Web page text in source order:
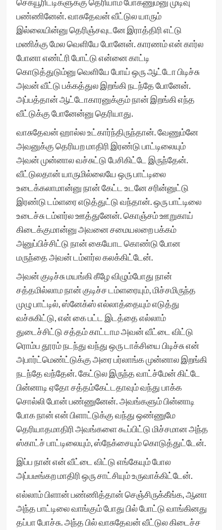
பண்ணினேன். வாசுதேவன் வீட்டுல யாரும்
இல்லையின்னு தெரிஞ்சவுடனே இராத்திரி எட்டு
மணிக்கு மேல வெளியே போனேன். காரணம் என் கார்ல
போனா எண்ட்ரி போட்டு என்னை காட்டி
கொடுத்துடும்னு வெளியே போய் ஒரு ஆட்டோ பிடிச்சு
அவன் வீட்டு பக்கத்துல இறங்கி நடந்தே போனேன்.
அப்பத்தான் ஆட்டோகாரனுக்கும் நான் இறங்கி எந்த
வீட்டுக்கு போனேன்னு தெரியாது.
வாசுதேவன் ஹால்ல உட்கார்ந்திருந்தான். வேணும்னே
அவனுக்கு தெரியற மாதிரி இரண்டு பாட்டிலையும்
அவன் முன்னால வச்சுட்டு பேசிகிட்டே இருந்தேன்.
வீட்டுலதான் யாருமில்லையே ஒரு பாட்டிலை
உடைக்கலாமான்னு நான் கேட்ட உடனே சரின்னுட்டு
இரண்டு டம்ளரை எடுத்துட்டு வந்தான். ஒரு பாட்டிலை
உடைச்சு டம்ளர்ல ஊத்துனேன். கொஞ்சம் ஊறுகாய்
கிடைக்குமான்னு அவனை சமையலறை பக்கம்
அனுப்பிச்சிட்டு நான் கையோட கொண்டு போன
மருந்தை அவன் டம்ளர்ல கலக்கிட்டேன்.
அவன் குடிச்சு மயங்கி கீழே விழும்போது நான்
சத்தமில்லாம நான் குடிச்ச டம்ளரையும், மிச்சமிருந்த
முழு பாட்டில், ஸ்னேக்ஸ் எல்லாத்தையும் எடுத்து
வச்சுகிட்டு, என் கை பட்ட இடத்தை எல்லாம்
துடைச்சிட்டு சத்தம் காட்டாம அவன் வீட்டை விட்டு
ரொம்ப தூரம் நடந்து வந்து ஒரு டாக்சியை பிடிச்சு என்
அபார்ட்மெண்ட்டுக்கு அரை பர்லாங்க முன்னால இறங்கி
நடந்தே வந்தேன். கேட்டுல இருந்த வாட்ச்மேன் கிட்டே
பின்னாடி ஏதோ சத்தம்கேட்டதாவும் வந்து பாக்க
சொல்லி போன் பண்ணுனேன். அவங்களும் பின்னாடி
போக நான் என் பிளாட்டுக்கு வந்து ஒண்ணுமே
தெரியாதமாதிரி அவங்களை கூப்பிட்டு மிச்சமான அந்த
ஸ்காட்ச் பாட்டிலையும், ஸ்நேக்சையும் கொடுத்துட்டேன்.
இப்ப நான் என் வீட்டை விட்டு எங்கேயும் போல
அப்படீங்கற மாதிரி ஒரு சாட்சியும் உருவாக்கிட்டேன்.
எல்லாம் பிளான் பண்ணித்தான் செஞ்சிருக்கீங்க, ஆனா
அந்த பாட்டிலை வாங்கும் போது பில் போட்டு வாங்கினது
தப்பா போச்சு. அந்த பில் வாசுதேவன் வீட்டுல கிடைச்ச